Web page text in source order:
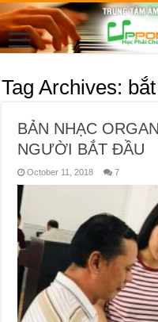
Tag Archives:
BẢN NHẠC
NGƯỜI BẮT ĐẦU
October 11, 2018 7